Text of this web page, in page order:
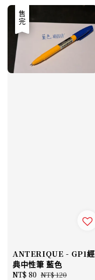
優惠
售完
ANTERIQUE - GP1經
典中性筆 藍色
Sale
NT$ 80 Regular
NT$ 120